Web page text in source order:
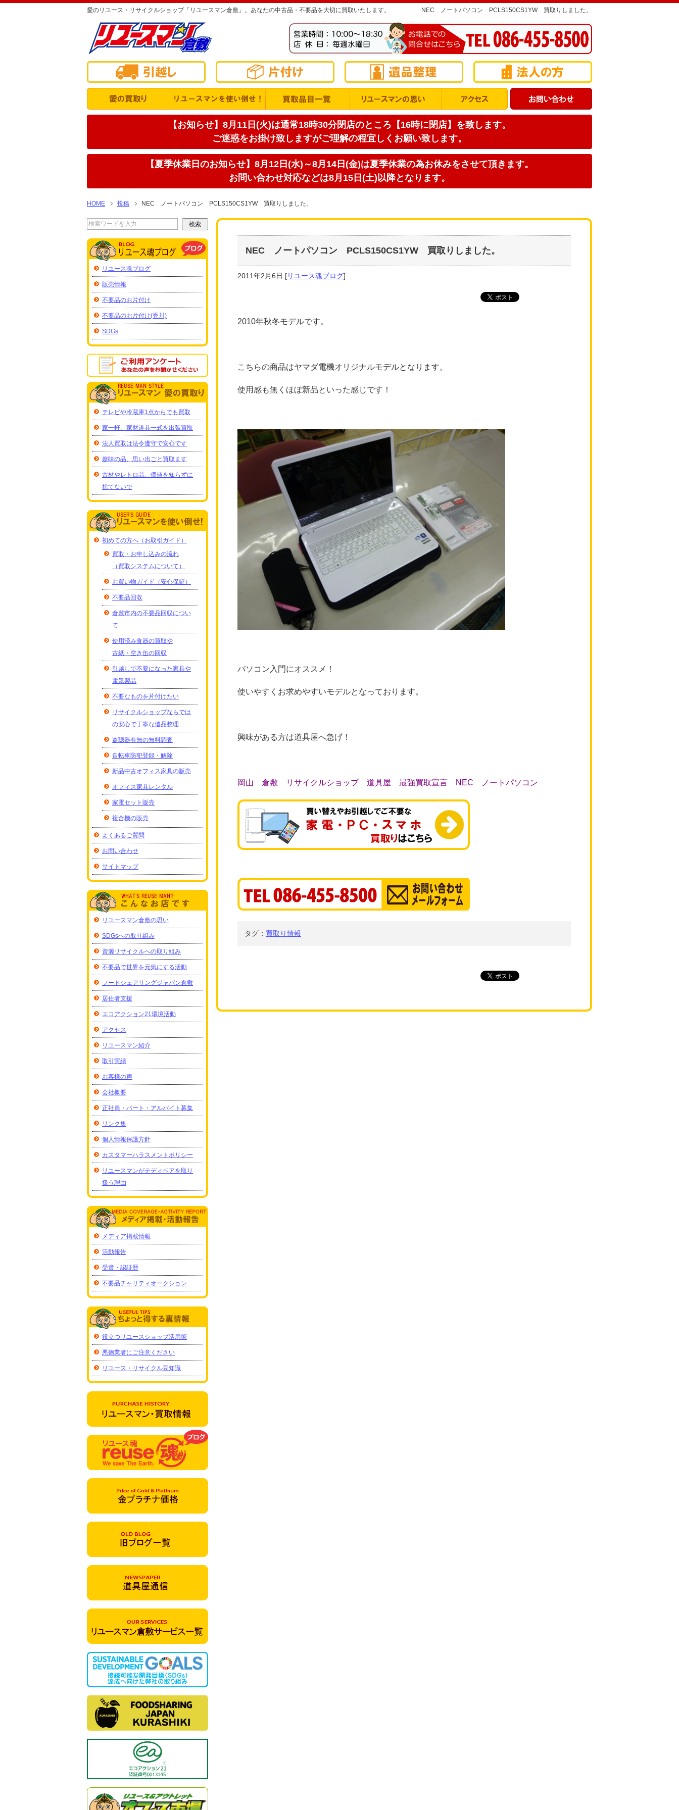
愛のリユース・リサイクルショップ「リユースマン倉敷」。あなたの中古品・不要品を大切に買取いたします。 NEC ノートパソコン PCLS150CS1YW 買取りしました。
【お知らせ】8月11日(火)は通常18時30分閉店のところ【16時に閉店】を致します。
ご迷惑をお掛け致しますがご理解の程宜しくお願い致します。
【夏季休業日のお知らせ】8月12日(水)～8月14日(金)は夏季休業の為お休みをさせて頂きます。
お問い合わせ対応などは8月15日(土)以降となります。
HOME 投稿 NEC ノートパソコン PCLS150CS1YW 買取りしました。
NEC ノートパソコン PCLS150CS1YW 買取りしました。
2011年2月6日 [リユース魂ブログ]
2010年秋冬モデルです。
こちらの商品はヤマダ電機オリジナルモデルとなります。
使用感も無くほぼ新品といった感じです！
パソコン入門にオススメ！
使いやすくお求めやすいモデルとなっております。
興味がある方は道具屋へ急げ！
岡山 倉敷 リサイクルショップ 道具屋 最強買取宣言 NEC ノートパソコン
タグ： 買取り情報
リユース魂ブログ
販売情報
不要品のお片付け
不要品のお片付け(香川)
SDGs
テレビや冷蔵庫1点からでも買取
家一軒、家財道具一式を出張買取
法人買取は法令遵守で安心です
趣味の品、思い出ごと買取ます
古材やレトロ品、価値を知らずに
捨てないで
初めての方へ（お取引ガイド）
買取・お申し込みの流れ
（買取システムについて）
お買い物ガイド（安心保証）
不要品回収
倉敷市内の不要品回収につい
て
使用済み食器の買取や
古紙・空き缶の回収
引越しで不要になった家具や
電気製品
不要なものを片付けたい
リサイクルショップならでは
の安心で丁寧な遺品整理
盗聴器有無の無料調査
自転車防犯登録・解除
新品中古オフィス家具の販売
オフィス家具レンタル
家電セット販売
複合機の販売
よくあるご質問
お問い合わせ
サイトマップ
リユースマン倉敷の思い
SDGsへの取り組み
資源リサイクルへの取り組み
不要品で世界を元気にする活動
フードシェアリングジャパン倉敷
居住者支援
エコアクション21環境活動
アクセス
リユースマン紹介
取引実績
お客様の声
会社概要
正社員・パート・アルバイト募集
リンク集
個人情報保護方針
カスタマーハラスメントポリシー
リユースマンがテディベアを取り
扱う理由
メディア掲載情報
活動報告
受賞・認証歴
不要品チャリティオークション
役立つリユースショップ活用術
悪徳業者にご注意ください
リユース・リサイクル豆知識